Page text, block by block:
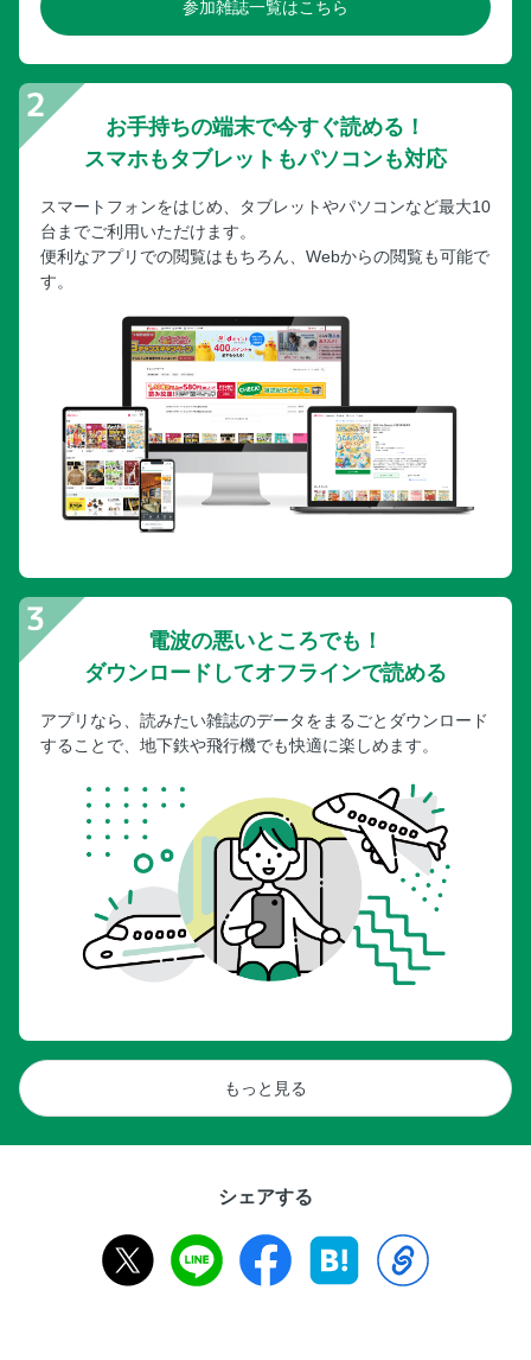
参加雑誌一覧はこちら
お手持ちの端末で今すぐ読める！
スマホもタブレットもパソコンも対応
スマートフォンをはじめ、タブレットやパソコンなど最大10
台までご利用いただけます。
便利なアプリでの閲覧はもちろん、Webからの閲覧も可能で
す。
電波の悪いところでも！
ダウンロードしてオフラインで読める
アプリなら、読みたい雑誌のデータをまるごとダウンロード
することで、地下鉄や飛行機でも快適に楽しめます。
もっと見る
シェアする